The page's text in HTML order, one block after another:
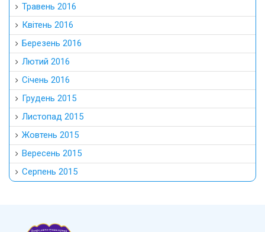
Травень 2016
Квітень 2016
Березень 2016
Лютий 2016
Січень 2016
Грудень 2015
Листопад 2015
Жовтень 2015
Вересень 2015
Серпень 2015